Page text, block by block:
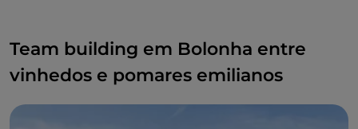
Team building em Bolonha entre
vinhedos e pomares emilianos